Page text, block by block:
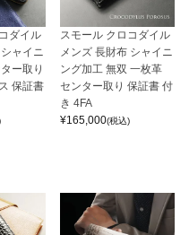
ダイル
ャイニ
ー取り
保証書
スモール クロコダイル
メンズ 長財布 シャイニ
ング加工 無双 一枚革
センター取り 保証書 付
き 4FA
¥165,000(税込)